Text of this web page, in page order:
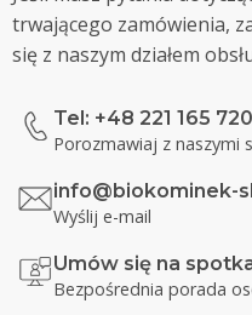
trwającego zamówienia,
się z naszym działem
Tel: +48 221 165 720
Porozmawiaj z naszymi
info@biokominek-
Wyślij e-mail
Umów się na
Bezpośrednia porada